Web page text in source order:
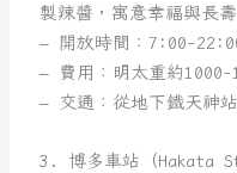
製辣醬，寓意幸福與長
– 開放時間：7:00-
– 費用：明太重約1000-
– 交通：從地下鐵天神
3. 博多車站（Hakata